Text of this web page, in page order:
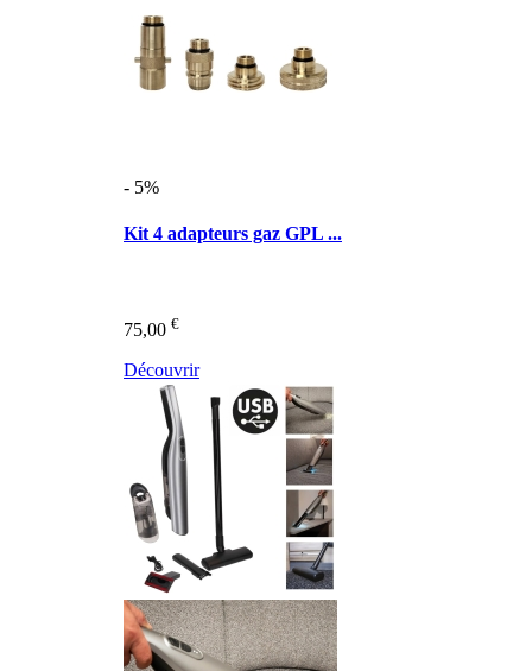
- 5%
Kit 4 adapteurs gaz GPL ...
75,00 €
Découvrir